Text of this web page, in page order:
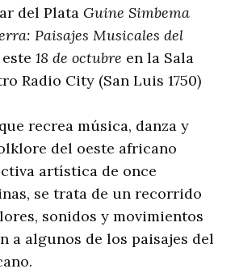
del Plata Guine Simbema
Paisajes Musicales del
este18 de octubre en la Sala
Radio City (San Luis 1750)
recrea música, danza y
del oeste africano
artística de once
se trata de un recorrido
sonidos y movimientos
a algunos de los paisajes del